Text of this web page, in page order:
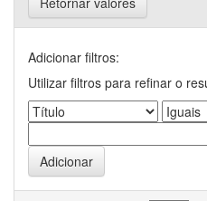
Adicionar filtros:
Utilizar filtros para refinar o